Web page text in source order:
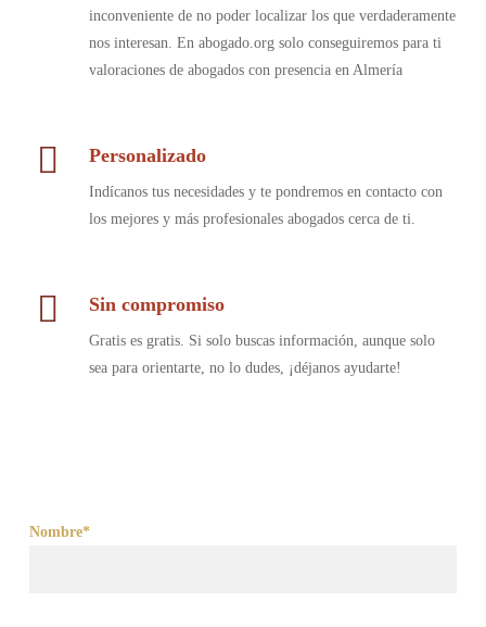
inconveniente de no poder localizar los que verdaderamente
nos interesan. En abogado.org solo conseguiremos para ti
valoraciones de abogados con presencia en Almería
Personalizado
Indícanos tus necesidades y te pondremos en contacto con
los mejores y más profesionales abogados cerca de ti.
Sin compromiso
Gratis es gratis. Si solo buscas información, aunque solo
sea para orientarte, no lo dudes, ¡déjanos ayudarte!
Nombre*